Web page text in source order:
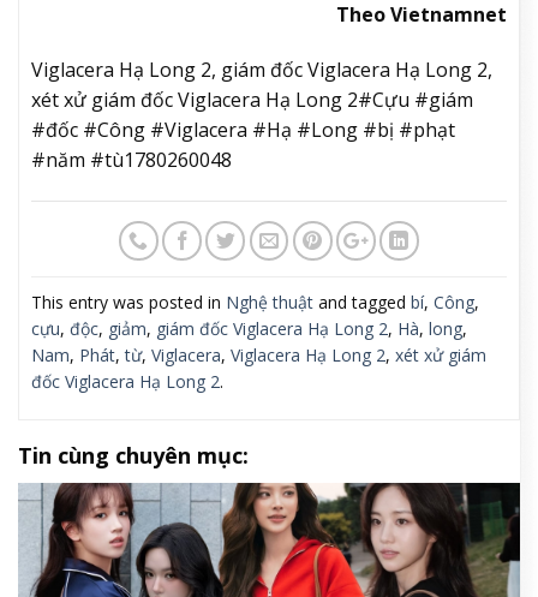
Theo Vietnamnet
Viglacera Hạ Long 2, giám đốc Viglacera Hạ Long 2,
xét xử giám đốc Viglacera Hạ Long 2#Cựu #giám
#đốc #Công #Viglacera #Hạ #Long #bị #phạt
#năm #tù1780260048
This entry was posted in Nghệ thuật and tagged bí, Công,
cựu, độc, giảm, giám đốc Viglacera Hạ Long 2, Hà, long,
Nam, Phát,từ, Viglacera, Viglacera Hạ Long 2, xét xử giám
đốc Viglacera Hạ Long 2.
Tin cùng chuyên mục: